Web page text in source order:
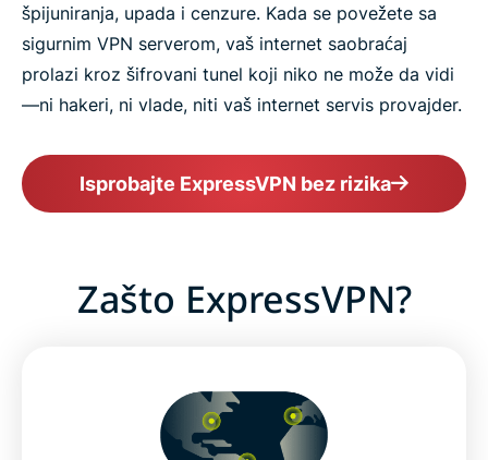
špijuniranja, upada i cenzure. Kada se povežete sa
sigurnim VPN serverom, vaš internet saobraćaj
prolazi kroz šifrovani tunel koji niko ne može da vidi
—ni hakeri, ni vlade, niti vaš internet servis provajder.
Isprobajte ExpressVPN bez rizika
Zašto ExpressVPN?